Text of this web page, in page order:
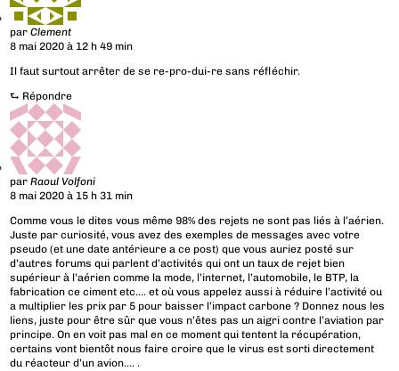
parClement
8 mai 2020 à 12 h 49 min
Il faut surtout arrêter de se re-pro-dui-re sans réfléchir.
⮑ Répondre
parRaoul Volfoni
8 mai 2020 à 15 h 31 min
Comme vous le dites vous même 98% des rejets ne sont pas liés à l’aérien.
Juste par curiosité, vous avez des exemples de messages avec votre
pseudo (et une date antérieure a ce post) que vous auriez posté sur
d’autres forums qui parlent d’activités qui ont un taux de rejet bien
supérieur à l’aérien comme la mode, l’internet, l’automobile, le BTP, la
fabrication ce ciment etc…. et où vous appelez aussi à réduire l’activité ou
a multiplier les prix par 5 pour baisser l’impact carbone ? Donnez nous les
liens, juste pour être sûr que vous n’êtes pas un aigri contre l’aviation par
principe. On en voit pas mal en ce moment qui tentent la récupération,
certains vont bientôt nous faire croire que le virus est sorti directement
du réacteur d’un avion…. .